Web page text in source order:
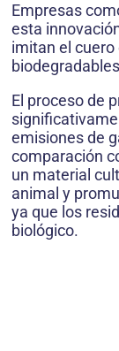
Empresas
esta
imitan el
El proceso de
emisiones de
comparación
un material
animal y
ya que los
biológico.